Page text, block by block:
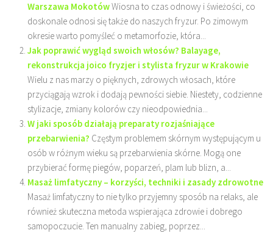
Warszawa MokotówWiosna to czas odnowy i świeżości, co
doskonale odnosi się także do naszych fryzur. Po zimowym
okresie warto pomyśleć o metamorfozie, która...
Jak poprawić wygląd swoich włosów? Balayage,
rekonstrukcja joico fryzjer i stylista fryzur w Krakowie
Wielu z nas marzy o pięknych, zdrowych włosach, które
przyciągają wzrok i dodają pewności siebie. Niestety, codzienne
stylizacje, zmiany kolorów czy nieodpowiednia...
W jaki sposób działają preparaty rozjaśniające
przebarwienia? Częstym problemem skórnym występującym u
osób w różnym wieku są przebarwienia skórne. Mogą one
przybierać formę piegów, poparzeń, plam lub blizn, a...
Masaż limfatyczny – korzyści, techniki i zasady zdrowotne
Masaż limfatyczny to nie tylko przyjemny sposób na relaks, ale
również skuteczna metoda wspierająca zdrowie i dobrego
samopoczucie. Ten manualny zabieg, poprzez...